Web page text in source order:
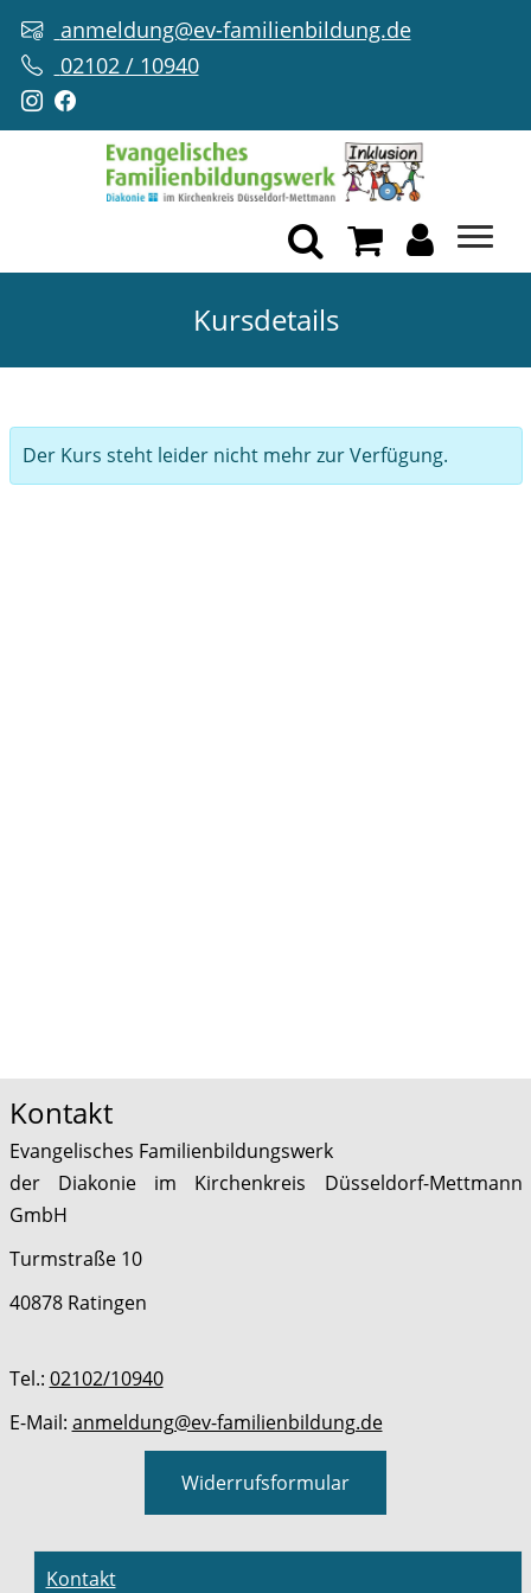
anmeldung@ev-familienbildung.de
02102 / 10940
Kursdetails
Der Kurs steht leider nicht mehr zur Verfügung.
Kontakt
Evangelisches Familienbildungswerk
der Diakonie im Kirchenkreis Düsseldorf-Mettmann
GmbH
Turmstraße 10
40878 Ratingen
Tel.: 02102/10940
E-Mail: anmeldung@ev-familienbildung.de
Widerrufsformular
Kontakt